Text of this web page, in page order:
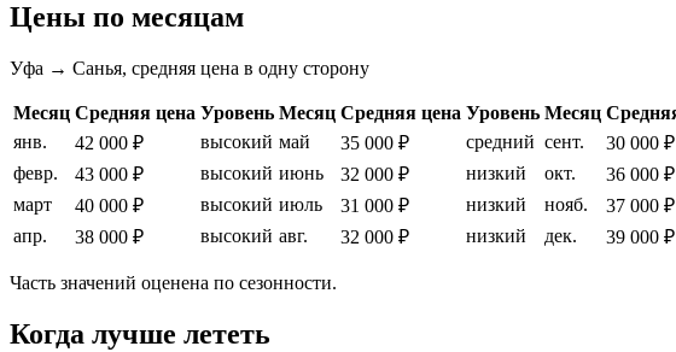
Цены по месяцам
Уфа → Санья, средняя цена в одну сторону
Месяц Средняя цена Уровень Месяц Средняя цена Уровень Месяц
янв.
42 000 ₽ высокий май 35 000 ₽ средний сент. 30 000 ₽
февр.
43 000 ₽ высокий июнь 32 000 ₽ низкий окт. 36 000 ₽
март
40 000 ₽ высокий июль 31 000 ₽ низкий нояб. 37 000 ₽
апр.
38 000 ₽ высокий авг. 32 000 ₽ низкий дек. 39 000 ₽
Часть значений оценена по сезонности.
Когда лучше лететь